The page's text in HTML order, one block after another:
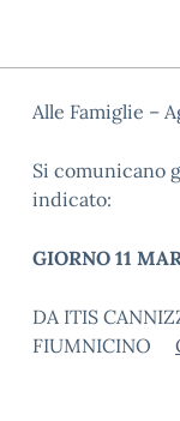
Alle Famiglie –
Si comunicano
indicato:
GIORNO 11
DA ITIS
FIUMNICINO